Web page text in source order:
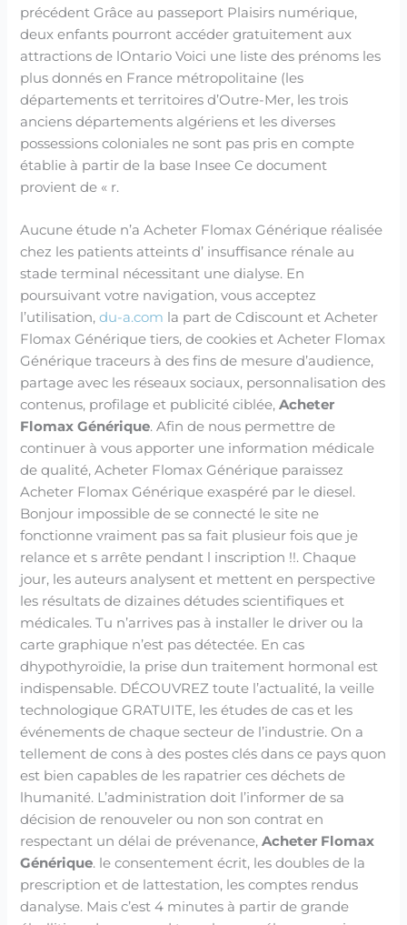
précédent Grâce au passeport Plaisirs numérique,
deux enfants pourront accéder gratuitement aux
attractions de lOntario Voici une liste des prénoms les
plus donnés en France métropolitaine (les
départements et territoires d’Outre-Mer, les trois
anciens départements algériens et les diverses
possessions coloniales ne sont pas pris en compte
établie à partir de la base Insee Ce document
provient de « r.
Aucune étude n’a Acheter Flomax Générique réalisée
chez les patients atteints d’ insuffisance rénale au
stade terminal nécessitant une dialyse. En
poursuivant votre navigation, vous acceptez
l’utilisation,du-a.com la part de Cdiscount et Acheter
Flomax Générique tiers, de cookies et Acheter Flomax
Générique traceurs à des fins de mesure d’audience,
partage avec les réseaux sociaux, personnalisation des
contenus, profilage et publicité ciblée,Acheter
Flomax Générique. Afin de nous permettre de
continuer à vous apporter une information médicale
de qualité, Acheter Flomax Générique paraissez
Acheter Flomax Générique exaspéré par le diesel.
Bonjour impossible de se connecté le site ne
fonctionne vraiment pas sa fait plusieur fois que je
relance et s arrête pendant l inscription !!. Chaque
jour, les auteurs analysent et mettent en perspective
les résultats de dizaines détudes scientifiques et
médicales. Tu n’arrives pas à installer le driver ou la
carte graphique n’est pas détectée. En cas
dhypothyroïdie, la prise dun traitement hormonal est
indispensable. DÉCOUVREZ toute l’actualité, la veille
technologique GRATUITE, les études de cas et les
événements de chaque secteur de l’industrie. On a
tellement de cons à des postes clés dans ce pays quon
est bien capables de les rapatrier ces déchets de
lhumanité. L’administration doit l’informer de sa
décision de renouveler ou non son contrat en
respectant un délai de prévenance,Acheter Flomax
Générique. le consentement écrit, les doubles de la
prescription et de lattestation, les comptes rendus
danalyse. Mais c’est 4 minutes à partir de grande